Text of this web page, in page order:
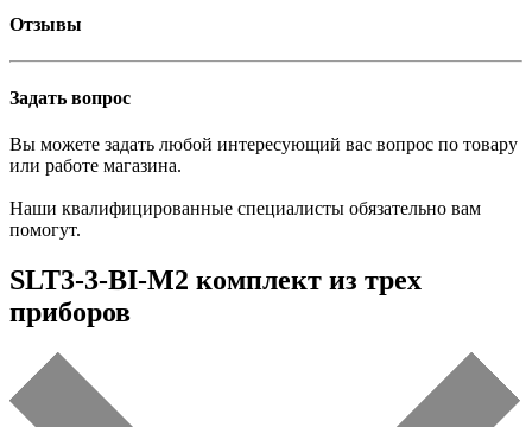
Отзывы
Задать вопрос
Вы можете задать любой интересующий вас вопрос по товару
или работе магазина.
Наши квалифицированные специалисты обязательно вам
помогут.
SLT3-3-BI-M2 комплект из трех
приборов